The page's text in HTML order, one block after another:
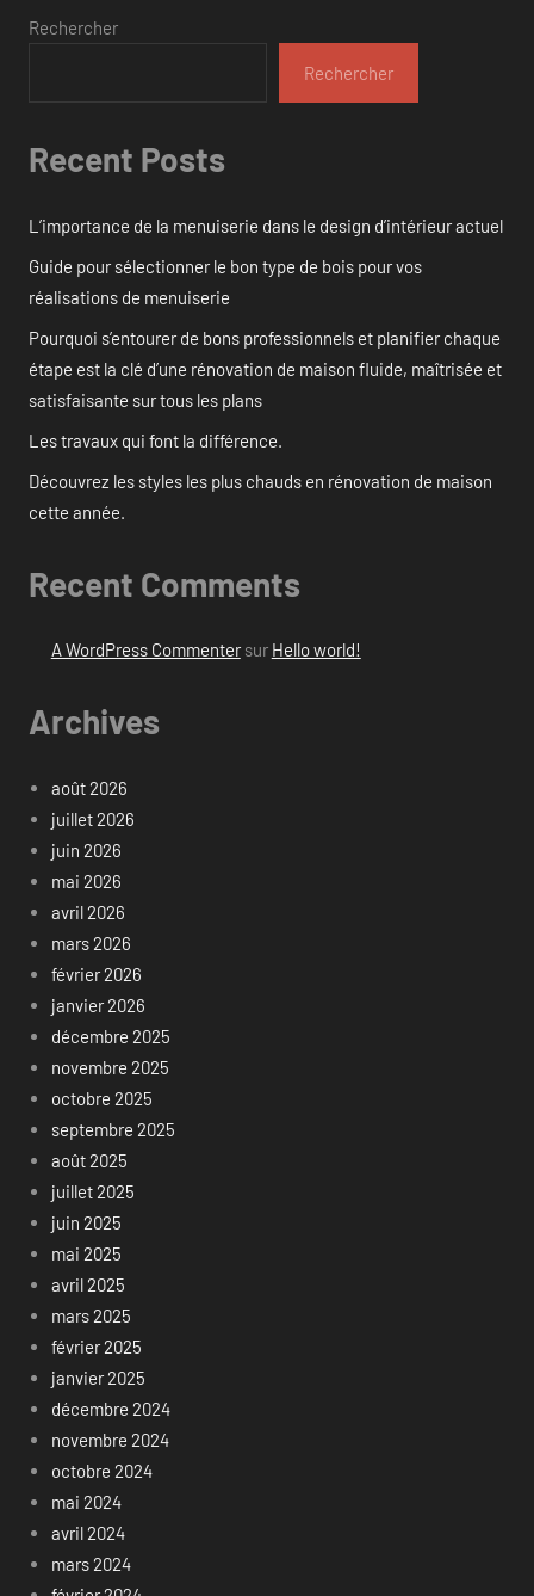
Rechercher
Rechercher
Recent Posts
L’importance de la menuiserie dans le design d’intérieur actuel
Guide pour sélectionner le bon type de bois pour vos
réalisations de menuiserie
Pourquoi s’entourer de bons professionnels et planifier chaque
étape est la clé d’une rénovation de maison fluide, maîtrisée et
satisfaisante sur tous les plans
Les travaux qui font la différence.
Découvrez les styles les plus chauds en rénovation de maison
cette année.
Recent Comments
A WordPress Commentersur Hello world!
Archives
août 2026
juillet 2026
juin 2026
mai 2026
avril 2026
mars 2026
février 2026
janvier 2026
décembre 2025
novembre 2025
octobre 2025
septembre 2025
août 2025
juillet 2025
juin 2025
mai 2025
avril 2025
mars 2025
février 2025
janvier 2025
décembre 2024
novembre 2024
octobre 2024
mai 2024
avril 2024
mars 2024